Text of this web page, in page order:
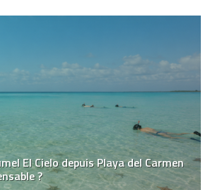
El Cielo depuis Playa del Carmen
?